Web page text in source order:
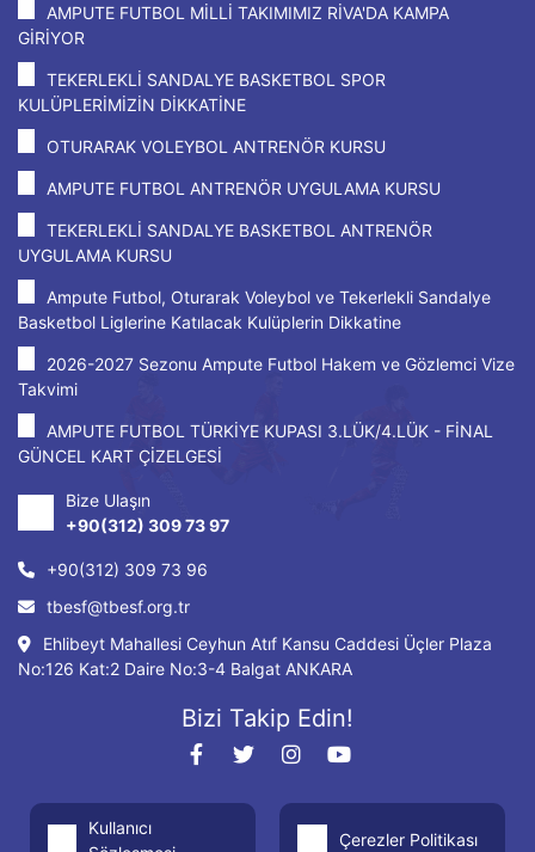
AMPUTE FUTBOL MİLLİ TAKIMIMIZ RİVA'DA KAMPA
GİRİYOR
TEKERLEKLİ SANDALYE BASKETBOL SPOR
KULÜPLERİMİZİN DİKKATİNE
OTURARAK VOLEYBOL ANTRENÖR KURSU
AMPUTE FUTBOL ANTRENÖR UYGULAMA KURSU
TEKERLEKLİ SANDALYE BASKETBOL ANTRENÖR
UYGULAMA KURSU
Ampute Futbol, Oturarak Voleybol ve Tekerlekli Sandalye
Basketbol Liglerine Katılacak Kulüplerin Dikkatine
2026-2027 Sezonu Ampute Futbol Hakem ve Gözlemci Vize
Takvimi
AMPUTE FUTBOL TÜRKİYE KUPASI 3.LÜK/4.LÜK - FİNAL
GÜNCEL KART ÇİZELGESİ
Bize Ulaşın
+90(312) 309 73 97
+90(312) 309 73 96
tbesf@tbesf.org.tr
Ehlibeyt Mahallesi Ceyhun Atıf Kansu Caddesi Üçler Plaza
No:126 Kat:2 Daire No:3-4 Balgat ANKARA
Bizi Takip Edin!
Kullanıcı
Çerezler Politikası